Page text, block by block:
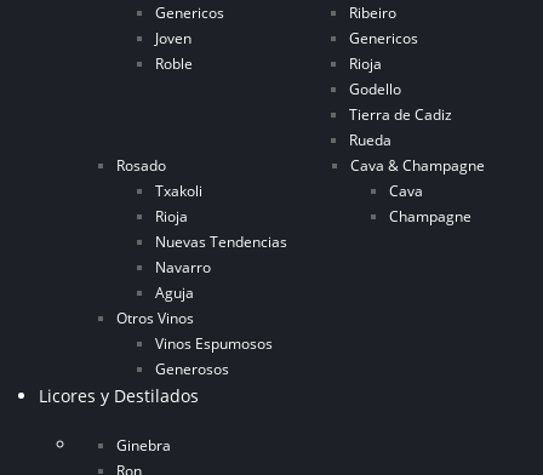
Genericos
Joven
Roble
Ribeiro
Genericos
Rioja
Godello
Tierra de Cadiz
Rueda
Rosado
Txakoli
Rioja
Nuevas Tendencias
Navarro
Aguja
Cava & Champagne
Cava
Champagne
Otros Vinos
Vinos Espumosos
Generosos
Licores y Destilados
Ginebra
Ron